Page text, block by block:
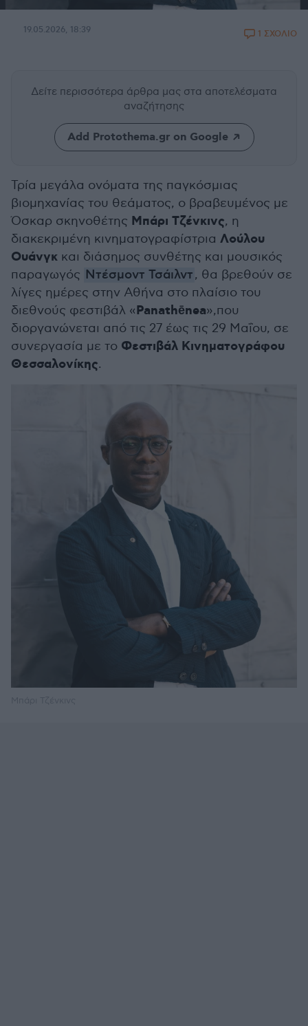
19.05.2026, 18:39 1 ΣΧΟΛΙΟ
Δείτε περισσότερα άρθρα μας στα αποτελέσματα
αναζήτησης
Add Protothema.gr on Google
Τρία μεγάλα ονόματα της παγκόσμιας
βιομηχανίας του θεάματος, ο βραβευμένος με
Όσκαρ σκηνοθέτης Μπάρι Τζένκινς, η
διακεκριμένη κινηματογραφίστρια Λούλου
Ουάνγκ και διάσημος συνθέτης και μουσικός
παραγωγός Ντέσμοντ Τσάιλντ, θα βρεθούν σε
λίγες ημέρες στην Αθήνα στο πλαίσιο του
διεθνούς φεστιβάλ «Panathēnea»,που
διοργανώνεται από τις 27 έως τις 29 Μαΐου, σε
συνεργασία με το Φεστιβάλ Κινηματογράφου
Θεσσαλονίκης.